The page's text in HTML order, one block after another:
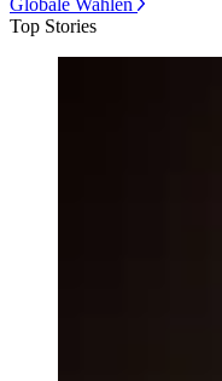
Globale Wahlen
Top Stories